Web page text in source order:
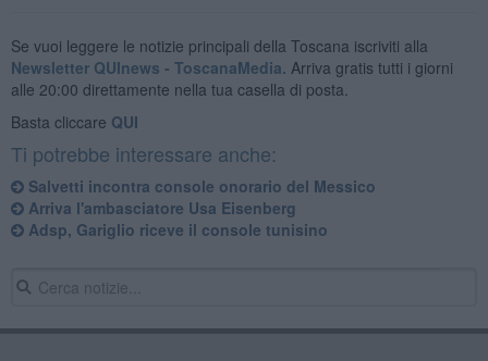
Se vuoi leggere le notizie principali della Toscana iscriviti alla
Newsletter QUInews - ToscanaMedia. Arriva gratis tutti i giorni
alle 20:00 direttamente nella tua casella di posta.
Basta cliccare QUI
Ti potrebbe interessare anche:
Salvetti incontra console onorario del Messico
Arriva l'ambasciatore Usa Eisenberg
Adsp, Gariglio riceve il console tunisino